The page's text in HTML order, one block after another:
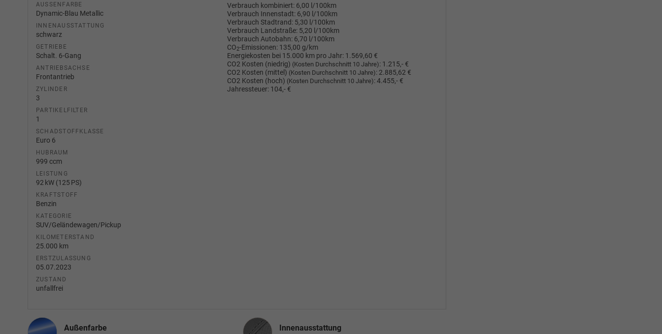
AUSSENFARBE
Dynamic-Blau Metallic
INNENAUSSTATTUNG
schwarz
GETRIEBE
Schalt. 6-Gang
ANTRIEBSACHSE
Frontantrieb
ZYLINDER
3
PARTIKELFILTER
1
SCHADSTOFFKLASSE
Euro 6
HUBRAUM
999 ccm
LEISTUNG
92 kW (125 PS)
KRAFTSTOFF
Benzin
KATEGORIE
SUV/Geländewagen/Pickup
KILOMETERSTAND
25.000 km
ERSTZULASSUNG
05.07.2023
ZUSTAND
unfallfrei
Verbrauch kombiniert: 6,00 l/100km
Verbrauch Innenstadt: 6,90 l/100km
Verbrauch Stadtrand: 5,30 l/100km
Verbrauch Landstraße: 5,20 l/100km
Verbrauch Autobahn: 6,70 l/100km
CO2-Emissionen: 135,00 g/km
Energiekosten bei 15.000 km pro Jahr: 1.569,60 €
CO2 Kosten (niedrig) (Kosten Durchschnitt 10 Jahre): 1.215,- €
CO2 Kosten (mittel) (Kosten Durchschnitt 10 Jahre): 2.885,62 €
CO2 Kosten (hoch) (Kosten Durchschnitt 10 Jahre):4.455,- €
Jahressteuer: 104,- €
Außenfarbe
Innenausstattung
Innenausstattung